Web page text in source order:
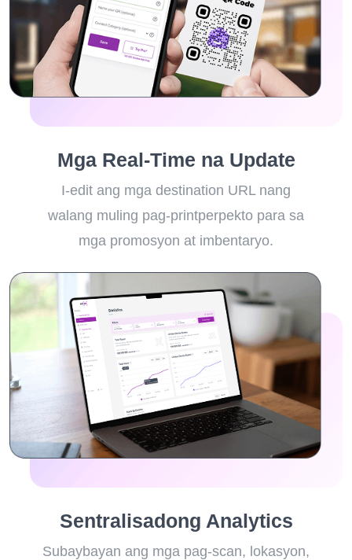
Mga Real-Time na Update
I-edit ang mga destination URL nang
walang muling pag-printperpekto para sa
mga promosyon at imbentaryo.
Sentralisadong Analytics
Subaybayan ang mga pag-scan, lokasyon,